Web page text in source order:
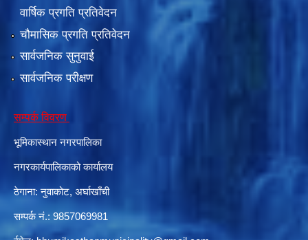
वार्षिक प्रगति प्रतिवेदन
चौमासिक प्रगति प्रतिवेदन
सार्वजनिक सुनुवाई
सार्वजनिक परीक्षण
सम्पर्क विवरण
भूमिकास्थान नगरपालिका
नगरकार्यपालिकाको कार्यालय
ठेगाना: नुवाकोट, अर्घाखाँची
सम्पर्क नं.: 9857069981